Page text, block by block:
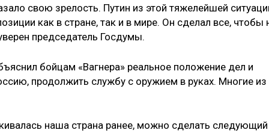
свою зрелость. Путин из этой тяжелейшей
как в стране, так и в мире. Он сделал все, чтобы
председатель Госдумы.
бойцам «Вагнера» реальное положение дел и
продолжить службу с оружием в руках. Многие из
наша страна ранее, можно сделать следующий